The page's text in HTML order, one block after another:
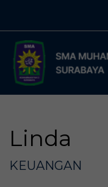
Linda
KEUANGAN